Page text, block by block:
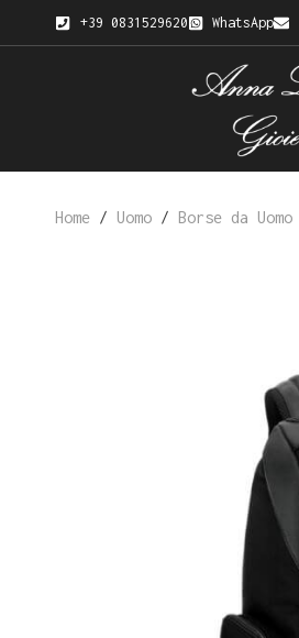
+39 0831529620 WhatsApp
Home / Uomo / Borse da Uomo